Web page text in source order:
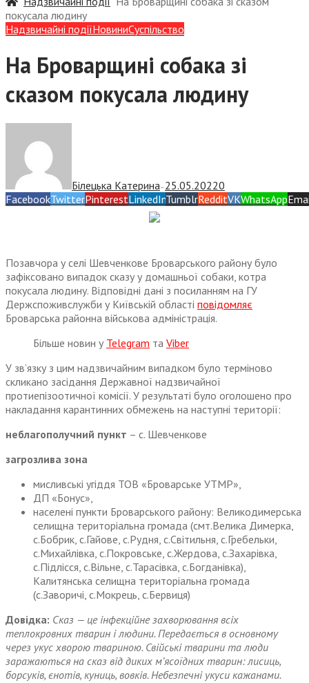
покусала людину
Надзвичайні подіїНовиниСуспiльство
На Броварщині собака зі
сказом покусала людину
Білецька Катерина— 25.05.20220
FacebookTwitterPinterestLinkedInTumblrRedditVKWhatsApp
Позавчора у селі Шевченкове Броварського району було
зафіксовано випадок сказу у домашньої собаки, котра
покусала людину. Відповідні дані з посиланням на ГУ
Держспоживслужби у Київській області повідомляє
Броварська районна військова адміністрація.
Більше новин у Telegram та Viber
У зв’язку з цим надзвичайним випадком було терміново
скликано засідання Державної надзвичайної
протиепізоотичної комісії. У результаті було оголошено про
накладання карантинних обмежень на наступні території:
неблагополучний пункт – с. Шевченкове
загрозлива зона
мисливські угіддя ТОВ «Броварське УТМР»,
ДП «Бонус»,
населені пункти Броварського району: Великодимерська
селищна територіальна громада (смт.Велика Димерка,
с.Бобрик, с.Гайове, с.Рудня, с.Світильня, с.Гребельки,
с.Михайлівка, с.Покровське, с.Жердова, с.Захарівка,
с.Підлісся, с.Вільне, с.Тарасівка, с.Богданівка),
Калитянська селищна територіальна громада
(с.Заворичі, с.Мокрець, с.Бервиця)
Довідка: Сказ — це інфекційне захворювання всіх
теплокровних тварин і людини. Передається в основному
через укус хворою твариною. Свійські тварини та люди
заражаються на сказ від диких м’ясоїдних тварин: лисиць,
борсуків, єнотів, куниць, вовків. Небезпечні укуси кажанами.